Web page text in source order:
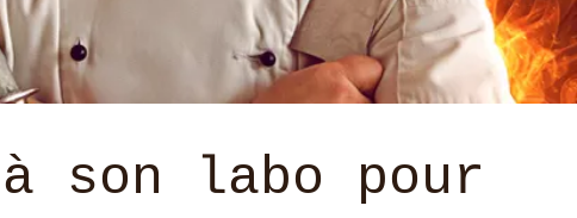
son labo pour